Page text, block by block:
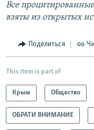
Все
взяты из открытых
Поделиться
This item is part of
Крым Общество
ОБРАТИ ВНИМАНИЕ